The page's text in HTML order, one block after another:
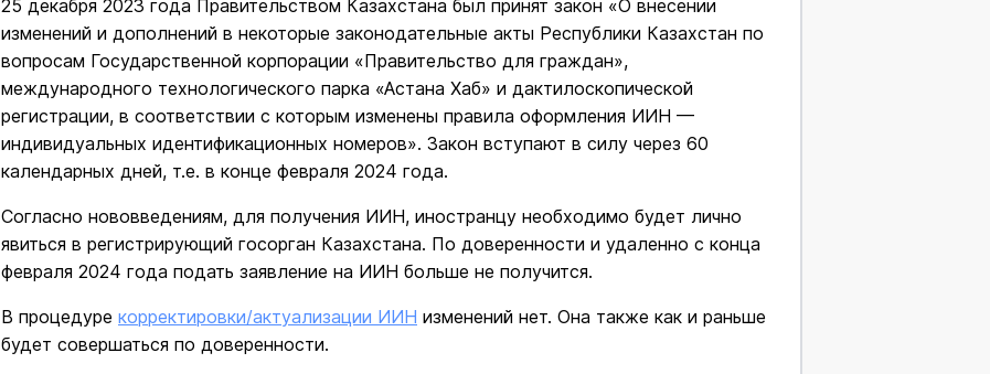
25 декабря 2023 года Правительством Казахстана был принят закон «О внесении
изменений и дополнений в некоторые законодательные акты Республики Казахстан по
вопросам Государственной корпорации «Правительство для граждан»,
международного технологического парка «Астана Хаб» и дактилоскопической
регистрации, в соответствии с которым изменены правила оформления ИИН —
индивидуальных идентификационных номеров». Закон вступают в силу через 60
календарных дней, т.е. в конце февраля 2024 года.
Согласно нововведениям, для получения ИИН, иностранцу необходимо будет лично
явиться в регистрирующий госорган Казахстана. По доверенности и удаленно с конца
февраля 2024 года подать заявление на ИИН больше не получится.
В процедуре корректировки/актуализации ИИН изменений нет. Она также как и раньше
будет совершаться по доверенности.